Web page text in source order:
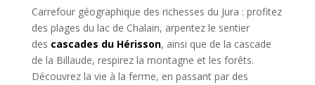
Carrefour géographique des richesses du Jura : profitez
des plages du lac de Chalain, arpentez le sentier
des cascades du Hérisson, ainsi que de la cascade
de la Billaude, respirez la montagne et les forêts.
Découvrez la vie à la ferme, en passant par des